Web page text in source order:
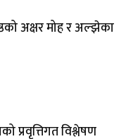
अक्षर मोह र अल्झेका
प्रवृत्तिगत विश्लेषण